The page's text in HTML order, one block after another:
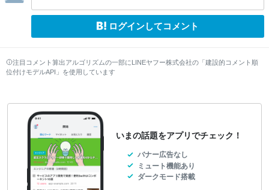
ログインしてコメント
注目コメント算出アルゴリズムの一部にLINEヤフー株式会社の「建設的コメント順
位付けモデルAPI」を使用しています
いまの話題をアプリでチェック！
バナー広告なし
ミュート機能あり
ダークモード搭載